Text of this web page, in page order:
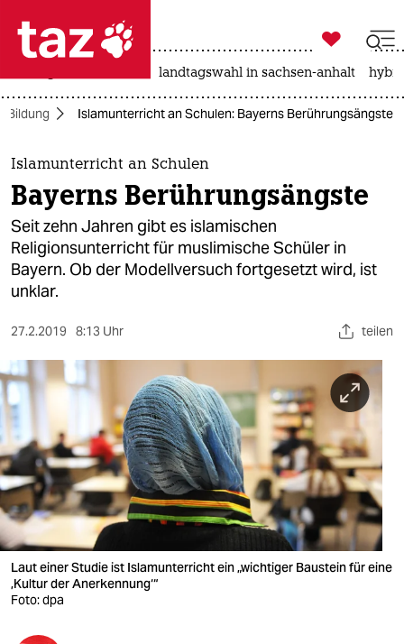
 taz zahl ich
taz zahl ich
themen
politik
öko
gesellschaft
kultur
sport
berlin
nord
wahrheit
verlag
verlag
veranstaltungen
shop

taz zahl ich
landtagswahl in sachsen-anhalt
Bildung Islamunterricht an Schulen: Bayerns Berührungsängste
Islamunterricht an Schulen
Bayerns Berührungsängste
Seit zehn Jahren gibt es islamischen
Religionsunterricht für muslimische Schüler in
Bayern. Ob der Modellversuch fortgesetzt wird, ist
unklar.
27.2.2019 8:13 Uhr teilen
Laut einer Studie ist Islamunterricht ein „wichtiger Baustein für eine
‚Kultur der Anerkennung‘“
Foto: dpa